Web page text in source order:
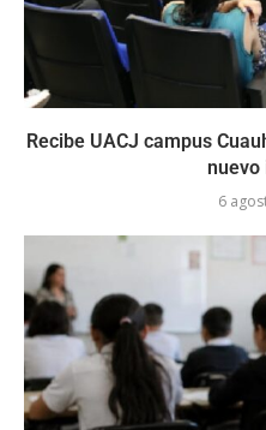
Recibe UACJ campus
nuevo
6